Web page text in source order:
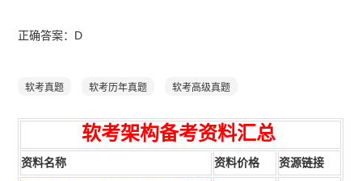
正确答案：D
软考真题 软考历年真题 软考高级真题
软考架构备考资料汇总
资料名称 资料价格 资源链接